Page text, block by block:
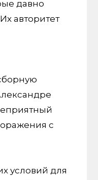
давно
авторитет
с
условий для